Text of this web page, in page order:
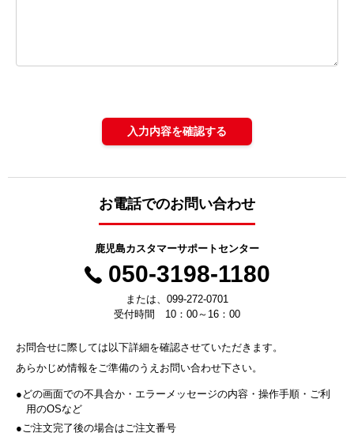
入力内容を確認する
お電話でのお問い合わせ
鹿児島カスタマーサポートセンター
050-3198-1180
または、099-272-0701
受付時間 10：00～16：00
お問合せに際しては以下詳細を確認させていただきます。
あらかじめ情報をご準備のうえお問い合わせ下さい。
どの画面での不具合か・エラーメッセージの内容・操作手順・ご利
用のOSなど
ご注文完了後の場合はご注文番号